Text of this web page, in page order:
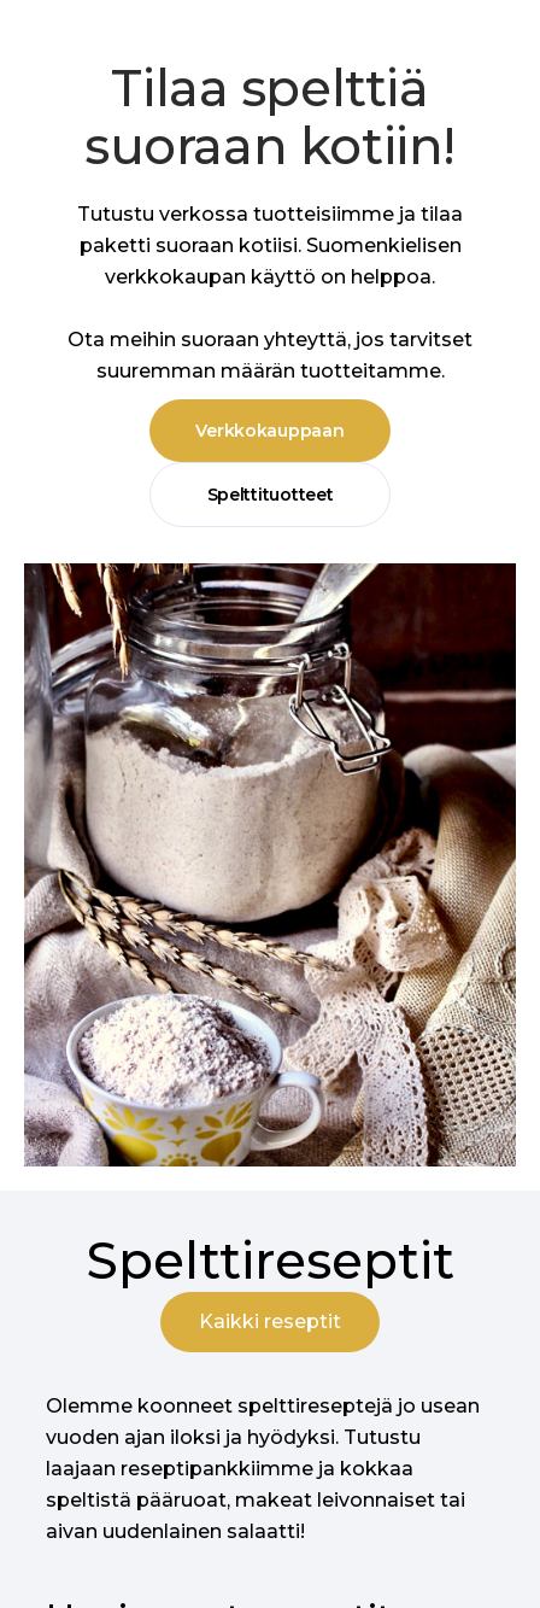
Tilaa spelttiä
suoraan kotiin!
Tutustu verkossa tuotteisiimme ja tilaa
paketti suoraan kotiisi. Suomenkielisen
verkkokaupan käyttö on helppoa.
Ota meihin suoraan yhteyttä, jos tarvitset
suuremman määrän tuotteitamme.
Verkkokauppaan
Spelttituotteet
Spelttireseptit
Kaikki reseptit
Olemme koonneet spelttireseptejä jo usean
vuoden ajan iloksi ja hyödyksi. Tutustu
laajaan reseptipankkiimme ja kokkaa
speltistä pääruoat, makeat leivonnaiset tai
aivan uudenlainen salaatti!